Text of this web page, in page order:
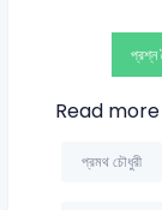
প্রশ্ন
Read more
প্রমথ চৌধুরী